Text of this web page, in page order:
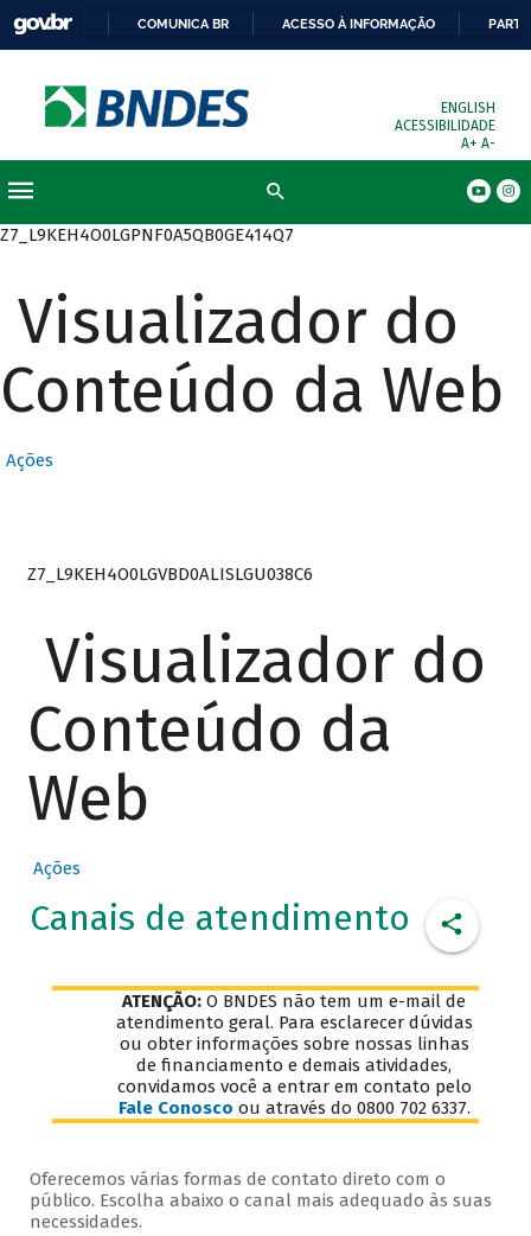
COMUNICA BR ACESSO À INFORMAÇÃO
ENGLISH
ACESSIBILIDADE
A+ A-
Z7_L9KEH4O0LGPNF0A5QB0GE414Q7
Visualizador do
Conteúdo da Web
Ações
Z7_L9KEH4O0LGVBD0ALISLGU038C6
Visualizador do
Conteúdo da
Web
Ações
Canais de atendimento
ATENÇÃO: O BNDES não tem um e-mail de
atendimento geral. Para esclarecer dúvidas
ou obter informações sobre nossas linhas
de financiamento e demais atividades,
convidamos você a entrar em contato pelo
Fale Conosco ou através do 0800 702 6337.
Oferecemos várias formas de contato direto com o
público. Escolha abaixo o canal mais adequado às suas
necessidades.